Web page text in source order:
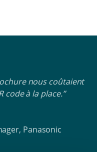
nous coûtaient
code à la place.”
Panasonic